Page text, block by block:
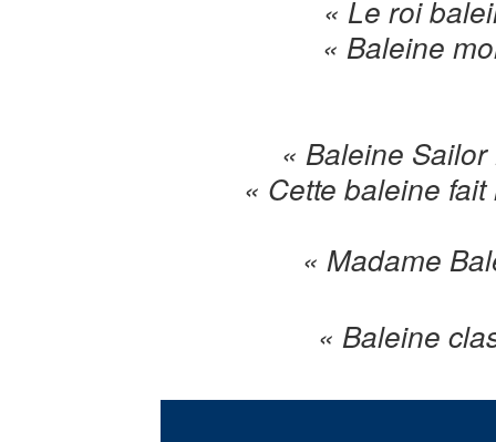
« Le roi
« Baleine
« Baleine
« Cette baleine
« Madame
« Baleine